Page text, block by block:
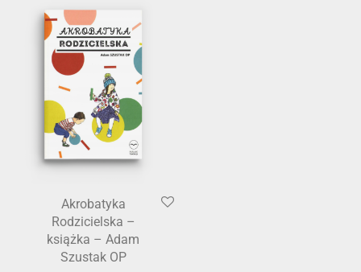
Akrobatyka
Rodzicielska –
książka – Adam
Szustak OP